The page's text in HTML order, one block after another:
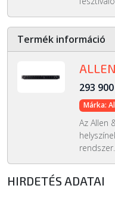
Termék információ
293
Márka:
Az Allen
rendszer...
HIRDETÉS ADATAI